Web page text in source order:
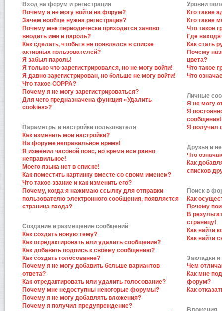
Вход на форум и регистрация
Почему я не могу войти на форум?
Зачем вообще нужна регистрация?
Почему мне периодически приходится заново
вводить имя и пароль?
Как сделать, чтобы я не появлялся в списке
активных пользователей?
Я забыл пароль!
Я только что зарегистрировался, но не могу войти!
Я давно зарегистрирован, но больше не могу войти!
Что такое COPPA?
Почему я не могу зарегистрироваться?
Для чего предназначена функция «Удалить
cookies»?
Параметры и настройки пользователя
Как изменить мои настройки?
На форуме неправильное время!
Я изменил часовой пояс, но время все равно
неправильное!
Моего языка нет в списке!
Как поместить картинку вместе со своим именем?
Что такое звание и как изменить его?
Почему, когда я нажимаю ссылку для отправки
пользователю электронного сообщения, появляется
страница входа?
Создание и размещение сообщений
Как создать новую тему?
Как отредактировать или удалить сообщение?
Как добавить подпись к своему сообщению?
Как создать голосование?
Почему я не могу добавить больше вариантов
ответа?
Как отредактировать или удалить голосование?
Почему мне недоступны некоторые форумы?
Почему я не могу добавлять вложения?
Почему я получил предупреждение?
Уровни
Кто такие
Кто такие
Что такое
Где
Как стать
Почему
цвета?
Что такое
Что
Личные
Я не могу
Я
сообщения!
Я получил
Друзья и
Что
Как
списков
Поиск в
Как
Почему
В
страницу!
Как найти
Как найти
Закладки и
Чем
Как мне
форум?
Как
Вложения